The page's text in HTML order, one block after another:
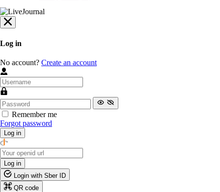
Log in
No account? Create an account
Remember me
Forgot password
Log in
Log in
Login with Sber ID
QR code